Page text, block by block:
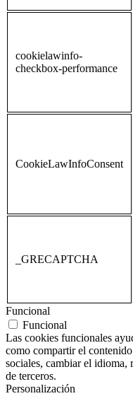
cookielawinfo-
checkbox-performance
CookieLawInfoConsent
_GRECAPTCHA
Funcional
Funcional
Las cookies funcionales
como compartir el
sociales, cambiar el idioma,
de terceros.
Personalización